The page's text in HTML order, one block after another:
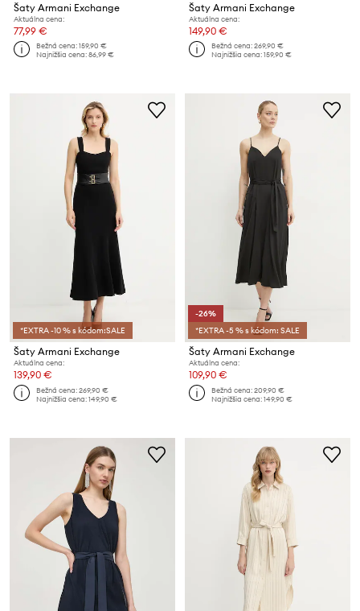
Šaty Armani Exchange
Aktuálna cena:
77,99 €
Bežná cena:159,90 €
Najnižšia cena:86,99 €
Šaty Armani Exchange
Aktuálna cena:
149,90 €
Bežná cena:269,90 €
Najnižšia cena:159,90 €
*EXTRA -10 % s kódom:SALE
Šaty Armani Exchange
Aktuálna cena:
139,90 €
Bežná cena:269,90 €
Najnižšia cena:149,90 €
-26%
*EXTRA -5 % s kódom: SALE
Šaty Armani Exchange
Aktuálna cena:
109,90 €
Bežná cena:209,90 €
Najnižšia cena:149,90 €